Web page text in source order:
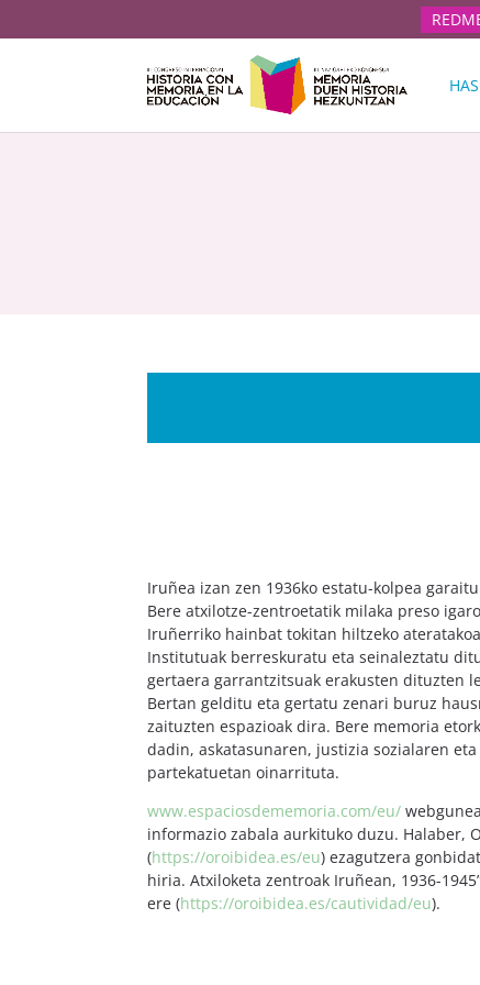
Iruñea izan zen 1936ko estatu-kolpea
Bere atxilotze-zentroetatik milaka preso
Iruñerriko hainbat tokitan hiltzeko
Institutuak berreskuratu eta seinaleztatu
gertaera garrantzitsuak erakusten dituzten
Bertan gelditu eta gertatu zenari buruz
zaituzten espazioak dira. Bere memoria
dadin, askatasunaren, justizia sozialaren
partekatuetan oinarrituta.
www.espaciosdememoria.com/eu/
informazio zabala aurkituko duzu. Halaber,
(https://oroibidea.es/eu) ezagutzera
hiria. Atxiloketa zentroak Iruñean, 1936-
ere (https://oroibidea.es/cautividad/eu).